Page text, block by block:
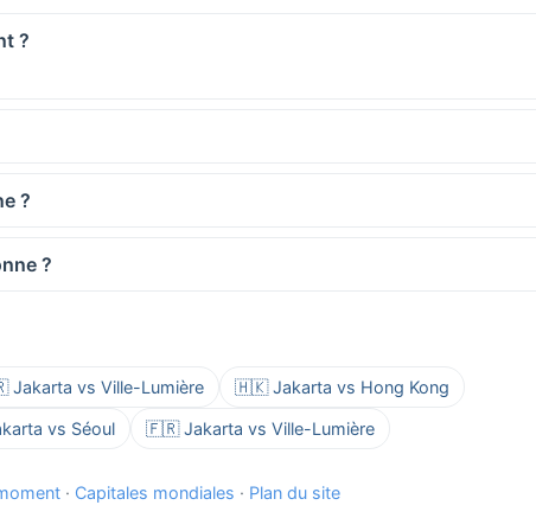
?
?
?
vs Ville-Lumière 🇭🇰 Jakarta vs Hong Kong
vs Séoul 🇫🇷 Jakarta vs Ville-Lumière
· Capitales mondiales · Plan du site